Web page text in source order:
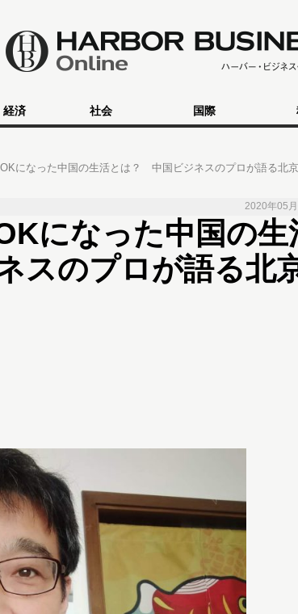
経済 社会 国際
になった中国の生活とは？ 中国ビジネスのプロが語る北
2020年05
になった中国の生
スのプロが語る北